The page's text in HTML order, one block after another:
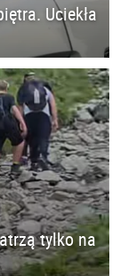
Uciekła
tylko na